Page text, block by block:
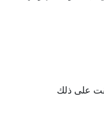
على ذلك